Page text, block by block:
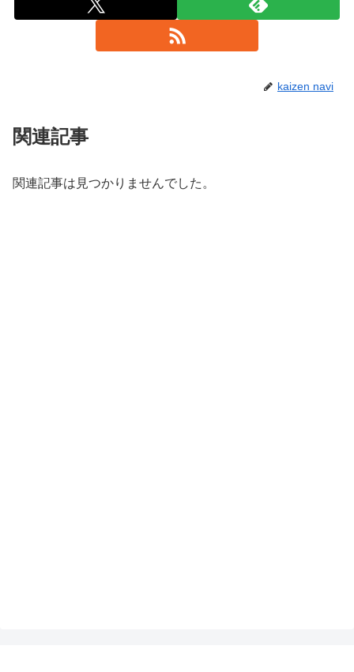
kaizen navi
関連記事
関連記事は見つかりませんでした。